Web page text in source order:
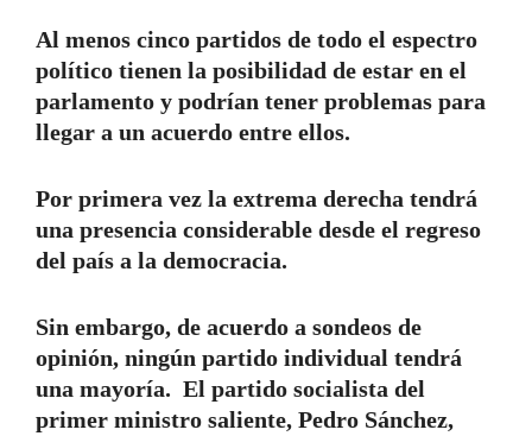
Al menos cinco partidos de todo el espectro
político tienen la posibilidad de estar en el
parlamento y podrían tener problemas para
llegar a un acuerdo entre ellos.
Por primera vez la extrema derecha tendrá
una presencia considerable desde el regreso
del país a la democracia.
Sin embargo, de acuerdo a sondeos de
opinión, ningún partido individual tendrá
una mayoría. El partido socialista del
primer ministro saliente, Pedro Sánchez,